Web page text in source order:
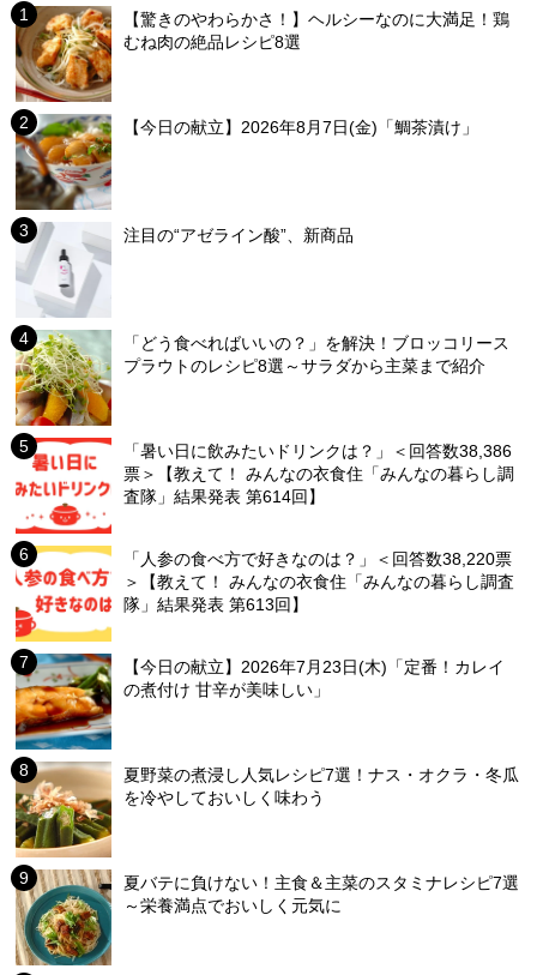
【驚きのやわらかさ！】ヘルシーなのに大満足！鶏
むね肉の絶品レシピ8選
【今日の献立】2026年8月7日(金)「鯛茶漬け」
注目の“アゼライン酸”、新商品
「どう食べればいいの？」を解決！ブロッコリース
プラウトのレシピ8選～サラダから主菜まで紹介
「暑い日に飲みたいドリンクは？」＜回答数38,386
票＞【教えて！ みんなの衣食住「みんなの暮らし調
査隊」結果発表 第614回】
「人参の食べ方で好きなのは？」＜回答数38,220票
＞【教えて！ みんなの衣食住「みんなの暮らし調査
隊」結果発表 第613回】
【今日の献立】2026年7月23日(木)「定番！カレイ
の煮付け 甘辛が美味しい」
夏野菜の煮浸し人気レシピ7選！ナス・オクラ・冬瓜
を冷やしておいしく味わう
夏バテに負けない！主食＆主菜のスタミナレシピ7選
～栄養満点でおいしく元気に